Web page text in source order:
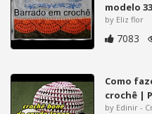
modelo 33
by Eliz flor
7083
Como
crochê |
by Edinir -